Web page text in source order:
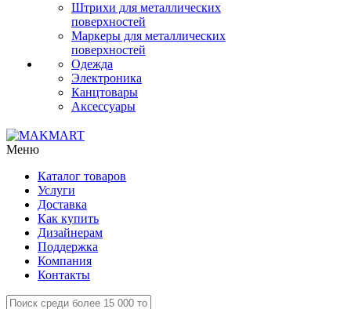
Штрихи для металлических
поверхностей
Маркеры для металлических
поверхностей
Одежда
Электроника
Канцтовары
Аксессуары
Меню
Каталог товаров
Услуги
Доставка
Как купить
Дизайнерам
Поддержка
Компания
Контакты